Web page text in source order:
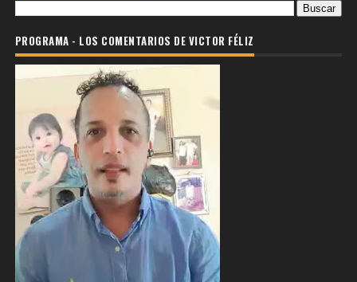
PROGRAMA - LOS COMENTARIOS DE VICTOR FÉLIZ